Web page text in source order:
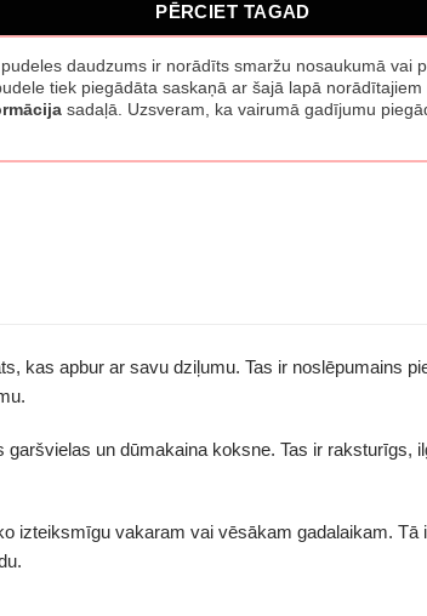
PĒRCIET TAGAD
daudzums ir norādīts smaržu nosaukumā vai
tiek piegādāta saskaņā ar šajā lapā
sadaļā. Uzsveram, ka vairumā gadījumu
kas apbur ar savu dziļumu. Tas ir noslēpumains
un dūmakaina koksne. Tas ir raksturīgs,
izteiksmīgu vakaram vai vēsākam gadalaikam. Tā